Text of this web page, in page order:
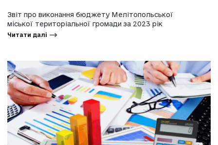
Звіт про виконання бюджету Мелітопольської
міської територіальної громади за 2023 рік
Читати далі